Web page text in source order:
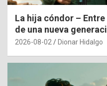
La hija cóndor –
de una nueva
2026-08-02 Dionar Hidalgo